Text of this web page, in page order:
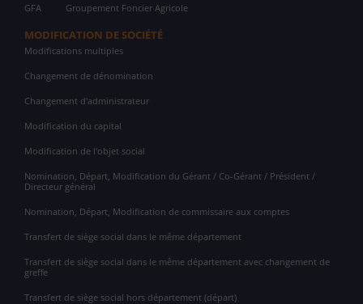
GFA Groupement Foncier Agricole
MODIFICATION DE SOCIÉTÉ
Modifications multiples
Changement de dénomination
Changement d'administrateur
Modification du capital
Modification de l'objet social
Nomination, Départ, Modification du Gérant / Co-Gérant / Président /
Directeur général
Nomination, Départ, Modification de commissaire aux comptes
Transfert de siège social dans le même département
Transfert de siège social dans le même département avec changement de
greffe
Transfert de siège social hors département (départ)